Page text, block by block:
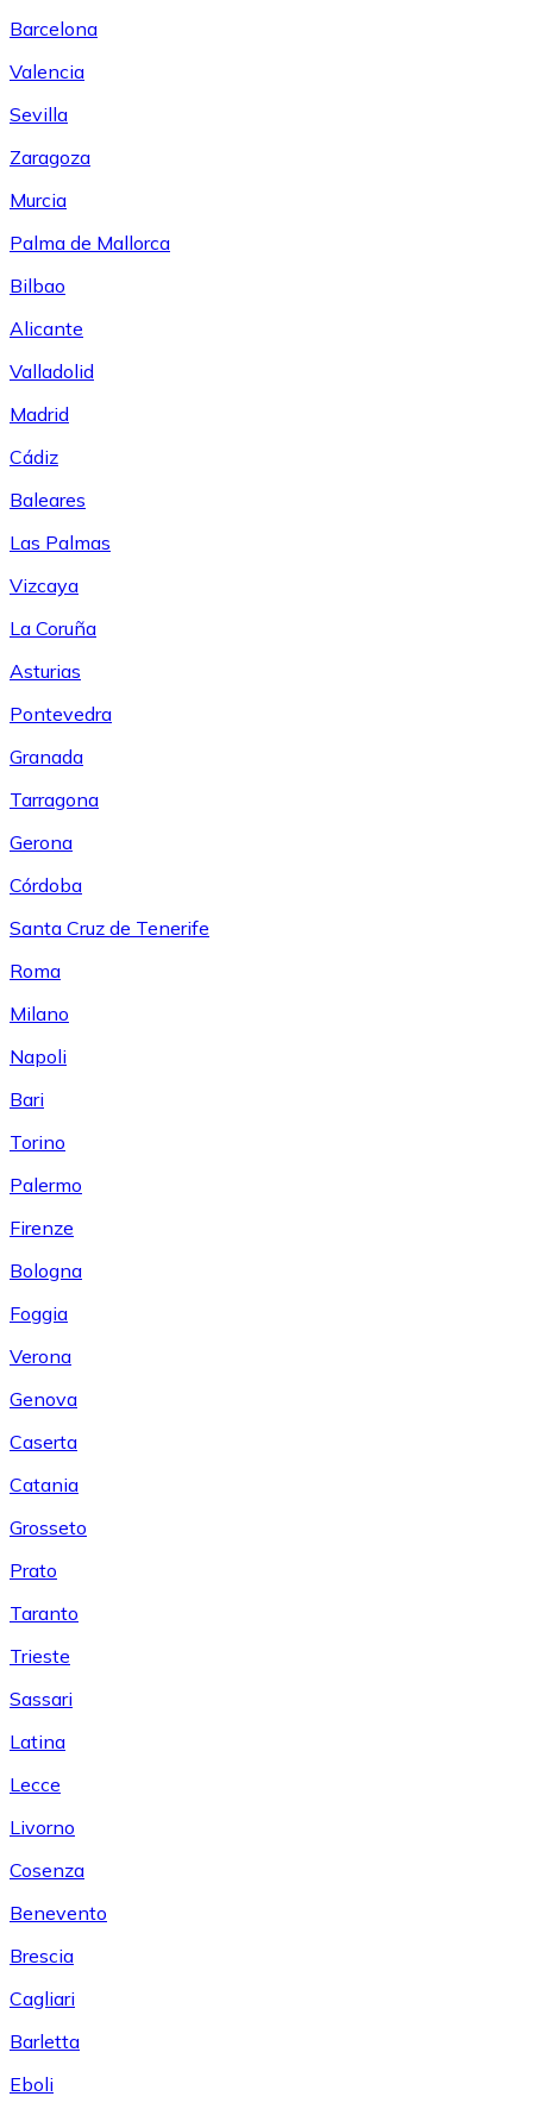
Barcelona
Valencia
Sevilla
Zaragoza
Murcia
Palma de Mallorca
Bilbao
Alicante
Valladolid
Madrid
Cádiz
Baleares
Las Palmas
Vizcaya
La Coruña
Asturias
Pontevedra
Granada
Tarragona
Gerona
Córdoba
Santa Cruz de Tenerife
Roma
Milano
Napoli
Bari
Torino
Palermo
Firenze
Bologna
Foggia
Verona
Genova
Caserta
Catania
Grosseto
Prato
Taranto
Trieste
Sassari
Latina
Lecce
Livorno
Cosenza
Benevento
Brescia
Cagliari
Barletta
Eboli